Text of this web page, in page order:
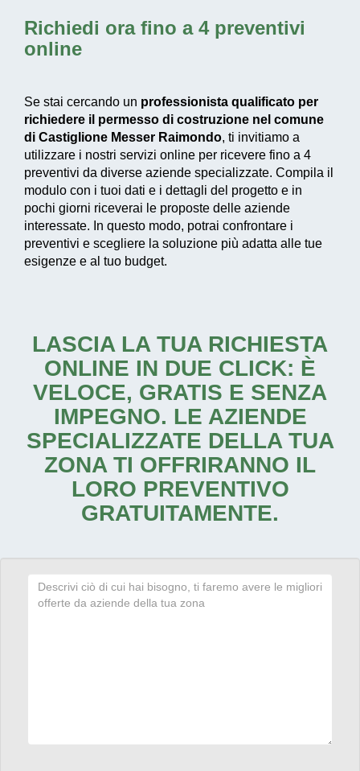
Richiedi ora fino a 4 preventivi
online
Se stai cercando un professionista qualificato per
richiedere il permesso di costruzione nel comune
di Castiglione Messer Raimondo, ti invitiamo a
utilizzare i nostri servizi online per ricevere fino a 4
preventivi da diverse aziende specializzate. Compila il
modulo con i tuoi dati e i dettagli del progetto e in
pochi giorni riceverai le proposte delle aziende
interessate. In questo modo, potrai confrontare i
preventivi e scegliere la soluzione più adatta alle tue
esigenze e al tuo budget.
LASCIA LA TUA RICHIESTA
ONLINE IN DUE CLICK: È
VELOCE, GRATIS E SENZA
IMPEGNO. LE AZIENDE
SPECIALIZZATE DELLA TUA
ZONA TI OFFRIRANNO IL
LORO PREVENTIVO
GRATUITAMENTE.